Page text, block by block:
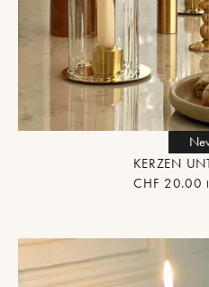
KERZEN
CHF 20.00